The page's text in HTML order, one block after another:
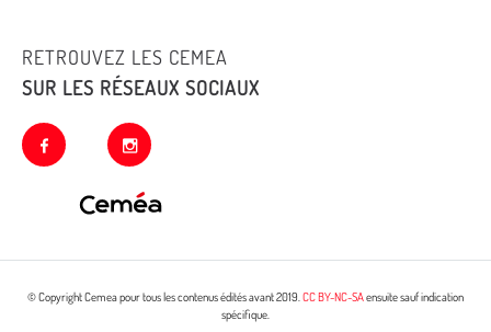
RETROUVEZ LES CEMEA
SUR LES RÉSEAUX SOCIAUX
facebook instagram
© Copyright Cemea pour tous les contenus édités avant 2019.CC BY-NC-SAensuite sauf indication
spécifique.